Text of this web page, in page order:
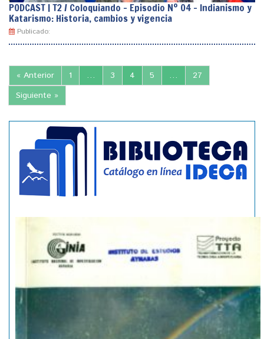
PODCAST | T2 / Coloquiando – Episodio Nº 04 – Indianismo y
Katarismo: Historia, cambios y vigencia
Publicado:
« Anterior 1 … 3 4 5 …
27
Siguiente »